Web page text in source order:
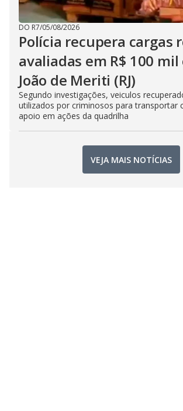
DO R7/05/08/2026
Polícia recupera cargas
avaliadas em R$ 100 mil
João de Meriti (RJ)
Segundo investigações, veiculos
utilizados por criminosos para transportar
apoio em ações da quadrilha
VEJA MAIS NOTÍCIAS